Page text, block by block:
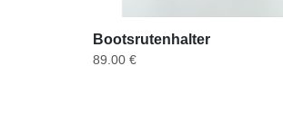
Bootsrutenhalter
89.00 €